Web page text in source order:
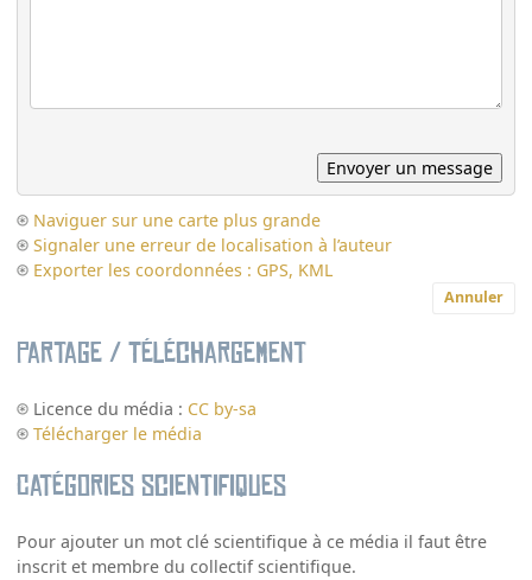
Naviguer sur une carte plus grande
Signaler une erreur de localisation à l’auteur
Exporter les coordonnées : GPS, KML
Annuler
Partage / Téléchargement
Licence du média : CC by-sa
Télécharger le média
Catégories scientifiques
Pour ajouter un mot clé scientifique à ce média il faut être
inscrit et membre du collectif scientifique.